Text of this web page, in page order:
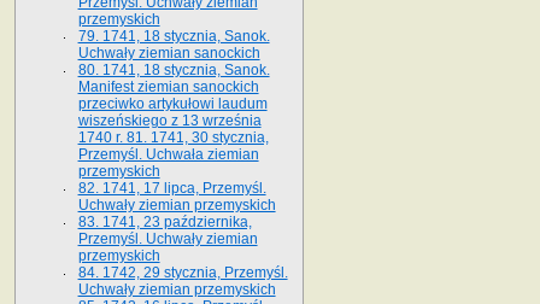
przemyskich
79. 1741, 18 stycznia, Sanok.
Uchwały ziemian sanockich
80. 1741, 18 stycznia, Sanok.
Manifest ziemian sanockich
przeciwko artykułowi laudum
wiszeńskiego z 13 wrze­śnia
1740 r. 81. 1741, 30 stycznia,
Przemyśl. Uchwała ziemian
przemyskich
82. 1741, 17 lipca, Przemyśl.
Uchwały ziemian przemyskich
83. 1741, 23 października,
Przemyśl. Uchwały ziemian
przemyskich
84. 1742, 29 stycznia, Przemyśl.
Uchwały ziemian przemyskich